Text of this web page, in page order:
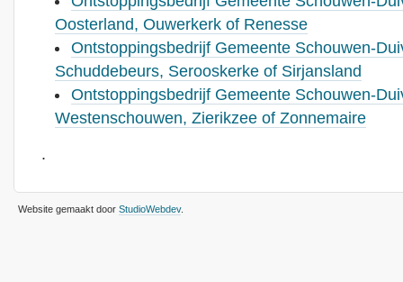
Oosterland, Ouwerkerk of Renesse
Ontstoppingsbedrijf Gemeente Schouwen-
Schuddebeurs, Serooskerke of Sirjansland
Ontstoppingsbedrijf Gemeente Schouwen-
Westenschouwen, Zierikzee of Zonnemaire
.
Website gemaakt door StudioWebdev.